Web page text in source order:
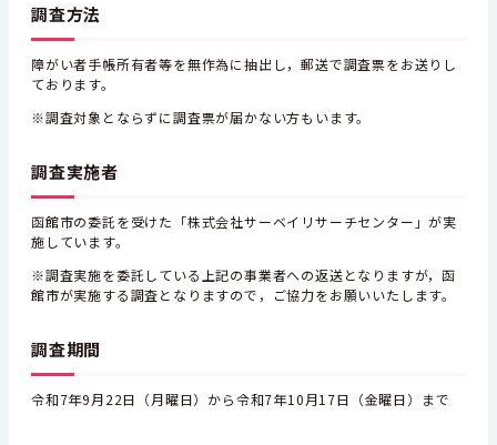
調査方法
障がい者手帳所有者等を無作為に抽出し，郵送で調査票をお送りし
ております。
※調査対象とならずに調査票が届かない方もいます。
調査実施者
函館市の委託を受けた「株式会社サーベイリサーチセンター」が実
施しています。
※調査実施を委託している上記の事業者への返送となりますが，函
館市が実施する調査となりますので，ご協力をお願いいたします。
調査期間
令和7年9月22日（月曜日）から令和7年10月17日（金曜日）まで